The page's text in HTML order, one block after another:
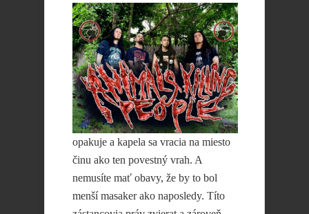
opakuje a kapela sa vracia na miesto
činu ako ten povestný vrah. A
nemusíte mať obavy, že by to bol
menší masaker ako naposledy. Títo